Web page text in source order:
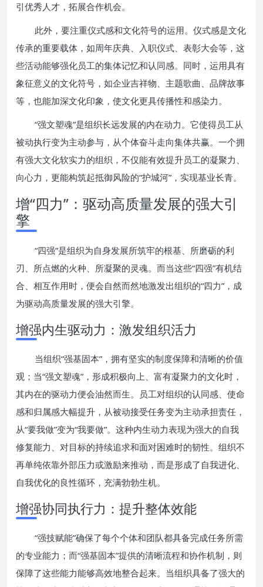
引优秀人才，拓展合作机会。
此外，要注重仪式感和文化符号的运用。仪式感是文化
传承的重要载体，如周年庆典、入职仪式、表彰大会等，这
些活动能够强化员工的集体记忆和认同感。同时，运用具有
象征意义的文化符号，如企业吉祥物、主题歌曲、品牌故事
等，也能加深文化印象，使文化更具传播性和感染力。
“强文塑魂”是组织长远发展的内在动力。它使得员工从
被动执行变为主动参与，从个体奋斗走向集体共赢。一个拥
有强大文化软实力的组织，不仅能有效提升员工的凝聚力、
向心力，更能构筑起抵御风险的“护城河”，实现基业长青。
增“四力”：驱动高质量发展的强大引
擎
“四强”是组织为自身发展所筑牢的根基、所磨砺的利
刃、所点燃的火种、所凝聚的灵魂。而当这些“四强”有机结
合、相互作用时，便会自然而然地激发出组织的“四力”，成
为驱动高质量发展的强大引擎。
增强内生驱动力：激发组织活力
当组织“强基固本”，拥有坚实的制度保障和清晰的价值
观；当“强文塑魂”，形成积极向上、富有凝聚力的文化时，
其内在的驱动力便会油然而生。员工对组织的认同感、使命
感和归属感大幅提升，从被动接受任务变为主动承担责任，
从“要我做”变为“我要做”。这种内生动力表现为强大的自我
修复能力、对目标的持续追求和面对困难时的韧性。组织不
再单纯依靠外部压力或激励来推动，而是形成了自我进化、
自我优化的良性循环，充满勃勃生机。
增强协同执行力：提升整体效能
“强技赋能”确保了每个个体和团队都具备完成任务所需
的专业能力；而“强基固本”提供的清晰流程和协作机制，则
保障了这些能力能够高效地整合起来。当组织具备了强大的